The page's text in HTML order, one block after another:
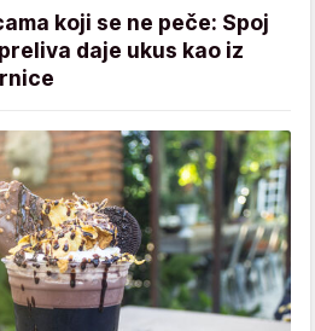
koji se ne peče: Spoj
daje ukus kao iz